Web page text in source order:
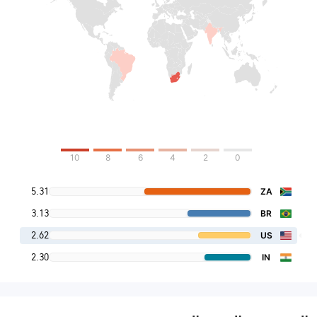
0
2
4
6
8
10
ZA
5.31
BR
3.13
US
2.62
IN
2.30